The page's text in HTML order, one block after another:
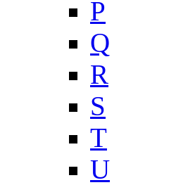
P
Q
R
S
T
U